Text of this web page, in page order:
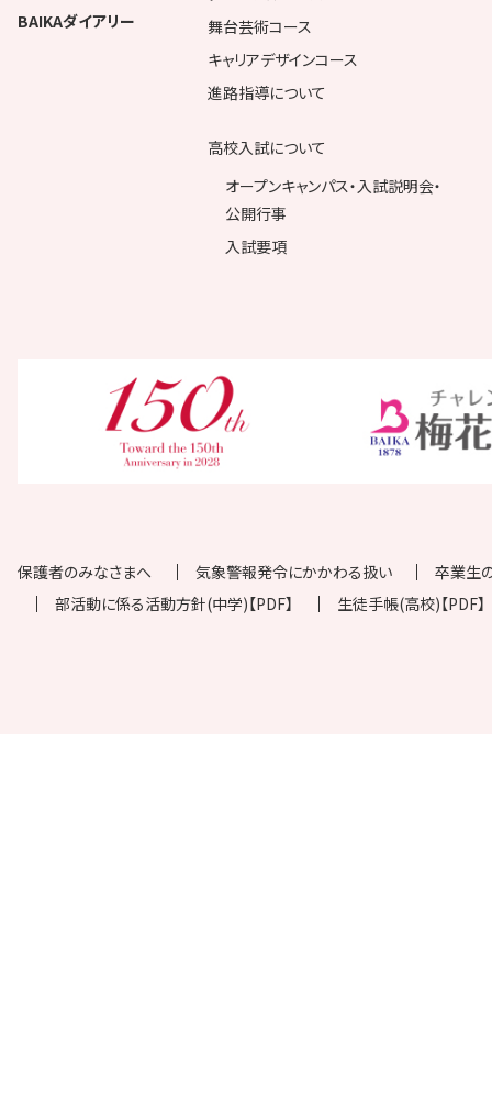
BAIKAダイアリー
舞台芸術コース
キャリアデザインコース
進路指導について
高校入試について
オープンキャンパス・入試説明会・
公開行事
入試要項
保護者のみなさまへ 気象警報発令にかかわる扱い
卒業生
部活動に係る活動方針(中学)【PDF】
生徒手帳(高校)【PDF】